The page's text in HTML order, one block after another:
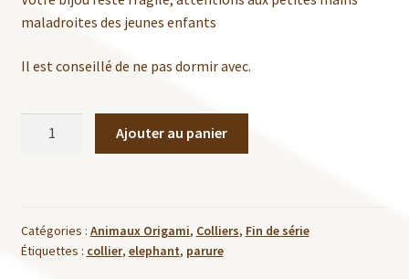
maladroites des jeunes enfants
Il est conseillé de ne pas dormir avec.
Ajouter au panier
Catégories : Animaux Origami, Colliers, Fin de série
Étiquettes : collier, elephant, parure